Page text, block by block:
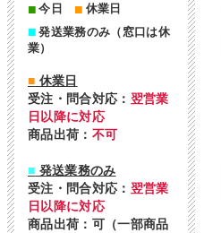
■ 今日 ■ 休業日
■ 発送業務のみ（窓口は休
業）
■ 休業日
受注・問合対応： 翌営業
日以降に対応
商品出荷： 不可
■ 発送業務のみ
受注・問合対応： 翌営業
日以降に対応
商品出荷：可（一部商品